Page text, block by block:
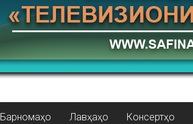
Барномаҳо Лавҳаҳо Консертҳо